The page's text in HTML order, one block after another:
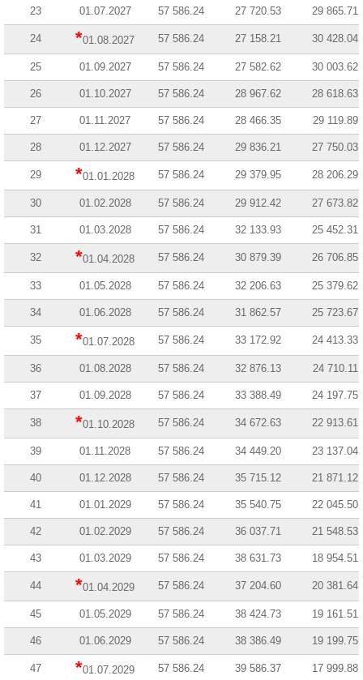
23 01.07.2027 57 586.24 27 720.53 29 865.71
24 *01.08.2027 57 586.24 27 158.21 30 428.04
25 01.09.2027 57 586.24 27 582.62 30 003.62
26 01.10.2027 57 586.24 28 967.62 28 618.63
27 01.11.2027 57 586.24 28 466.35 29 119.89
28 01.12.2027 57 586.24 29 836.21 27 750.03
29 *01.01.2028 57 586.24 29 379.95 28 206.29
30 01.02.2028 57 586.24 29 912.42 27 673.82
31 01.03.2028 57 586.24 32 133.93 25 452.31
32 *01.04.2028 57 586.24 30 879.39 26 706.85
33 01.05.2028 57 586.24 32 206.63 25 379.62
34 01.06.2028 57 586.24 31 862.57 25 723.67
35 *01.07.2028 57 586.24 33 172.92 24 413.33
36 01.08.2028 57 586.24 32 876.13 24 710.11
37 01.09.2028 57 586.24 33 388.49 24 197.75
38 *01.10.2028 57 586.24 34 672.63 22 913.61
39 01.11.2028 57 586.24 34 449.20 23 137.04
40 01.12.2028 57 586.24 35 715.12 21 871.12
41 01.01.2029 57 586.24 35 540.75 22 045.50
42 01.02.2029 57 586.24 36 037.71 21 548.53
43 01.03.2029 57 586.24 38 631.73 18 954.51
44 *01.04.2029 57 586.24 37 204.60 20 381.64
45 01.05.2029 57 586.24 38 424.73 19 161.51
46 01.06.2029 57 586.24 38 386.49 19 199.75
47 *01.07.2029 57 586.24 39 586.37 17 999.88